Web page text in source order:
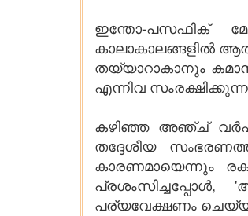
ഇന്തോ-പസഫിക്
കാലാകാലങ്ങളിൽ
തയ്യാറാകാനും
എന്നിവ
കഴിഞ്ഞ അഞ്ച്
തദ്ദേശീയ
കാരണമായെന്നും
പര്യവേക്ഷണം